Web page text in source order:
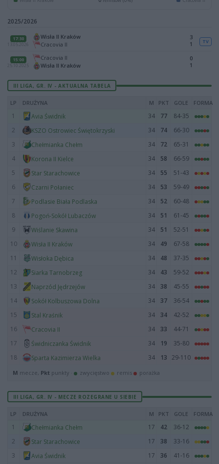
2025/2026
17:30
13.05.2026
Wisła II Kraków
Cracovia II
3
1
TV
15:00
25.10.2025
Cracovia II
Wisła II Kraków
0
1
III LIGA, GR. IV - AKTUALNA TABELA
LP DRUŻYNA M PKT GOLE FORMA
1 Avia Świdnik 34 77
84-35
2
KSZO Ostrowiec Świętokrzyski 34 74
66-30
3
Chełmianka Chełm 34 72
65-31
4
Korona II Kielce 34 58
66-59
5
Star Starachowice 34 55
51-43
6
Czarni Połaniec 34 53
59-49
7
Podlasie Biała Podlaska 34 52
60-48
8
Pogoń-Sokół Lubaczów 34 51
61-45
9
Wiślanie Skawina 34 51
52-51
10
Wisła II Kraków 34 49
67-58
11
Wisłoka Dębica 34 48
37-35
12
Siarka Tarnobrzeg 34 43
59-52
13
Naprzód Jędrzejów 34 38
45-55
14
Sokół Kolbuszowa Dolna 34 37
36-54
15
Stal Kraśnik 34 34
42-52
16
Cracovia II 34 33
44-71
17
Świdniczanka Świdnik 34 19
35-80
18
Sparta Kazimierza Wielka 34 13 29-110
M mecze, Pkt punkty · zwycięstwo remis porażka
III LIGA, GR. IV - MECZE ROZEGRANE U SIEBIE
LP DRUŻYNA M PKT GOLE FORMA
1 Chełmianka Chełm 17 42
36-12
2
Star Starachowice 17 38
33-16
3
Avia Świdnik 17 36
41-16